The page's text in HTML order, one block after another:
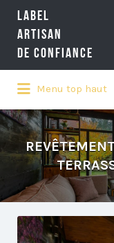
LABEL
ARTISAN
DE CONFIANCE
LA
DE
Rechercher:
Menu top haut